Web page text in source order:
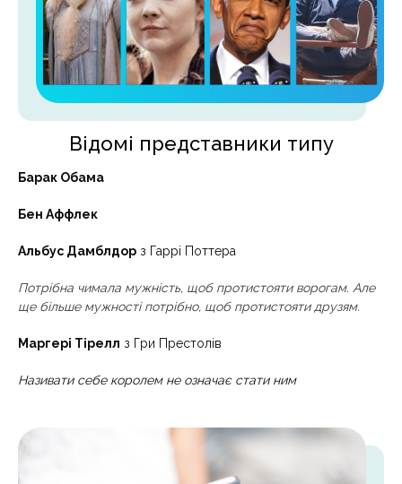
Відомі представники типу
Барак Обама
Бен Аффлек
Альбус Дамблдор з Гаррі Поттера
Потрібна чимала мужність, щоб протистояти ворогам. Але
ще більше мужності потрібно, щоб протистояти друзям.
Маргері Тірелл з Гри Престолів
Називати себе королем не означає стати ним